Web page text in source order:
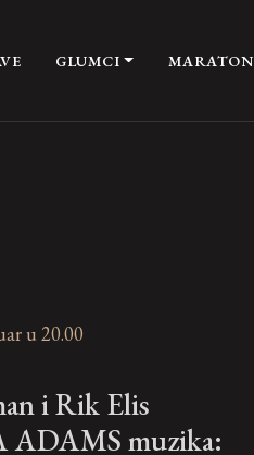
GLUMCI MARATON
u 20.00
i Rik Elis
muzika: